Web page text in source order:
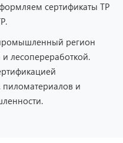
сертификаты ТР
регион
лесопереработкой.
пиломатериалов и